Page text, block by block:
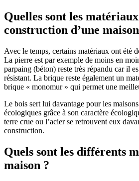
Quelles sont les
construction d’une
Avec le temps, certains matériaux ont été
La pierre est par exemple de moins en
parpaing (béton) reste très répandu car il
résistant. La brique reste également un
brique « monomur » qui permet une
Le bois sert lui davantage pour les
écologiques grâce à son caractère
terre crue ou l’acier se retrouvent eux
construction.
Quels sont les différents
maison ?